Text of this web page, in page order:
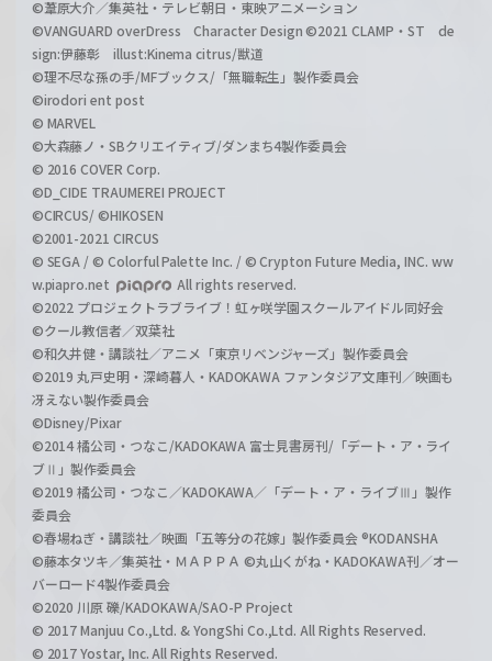
©葦原大介／集英社・テレビ朝日・東映アニメーション
©VANGUARD overDress Character Design ©2021 CLAMP・ST de
sign:伊藤彰 illust:Kinema citrus/獣道
©理不尽な孫の手/MFブックス/「無職転生」製作委員会
©irodori ent post
© MARVEL
©大森藤ノ・SBクリエイティブ/ダンまち4製作委員会
© 2016 COVER Corp.
©D_CIDE TRAUMEREI PROJECT
©CIRCUS/ ©HIKOSEN
©2001-2021 CIRCUS
© SEGA / © Colorful Palette Inc. / © Crypton Future Media, INC. ww
w.piapro.net
All rights reserved.
©2022 プロジェクトラブライブ！虹ヶ咲学園スクールアイドル同好会
©クール教信者／双葉社
©和久井健・講談社／アニメ「東京リベンジャーズ」製作委員会
©2019 丸戸史明・深崎暮人・KADOKAWA ファンタジア文庫刊／映画も
冴えない製作委員会
©Disney/Pixar
©2014 橘公司・つなこ/KADOKAWA 富士見書房刊/「デート・ア・ライ
ブⅡ」製作委員会
©2019 橘公司・つなこ／KADOKAWA／「デート・ア・ライブⅢ」製作
委員会
©春場ねぎ・講談社／映画「五等分の花嫁」製作委員会 ®KODANSHA
©藤本タツキ／集英社・ＭＡＰＰＡ ©丸山くがね・KADOKAWA刊／オー
バーロード4製作委員会
©2020 川原 礫/KADOKAWA/SAO-P Project
© 2017 Manjuu Co.,Ltd. & YongShi Co.,Ltd. All Rights Reserved.
© 2017 Yostar, Inc. All Rights Reserved.